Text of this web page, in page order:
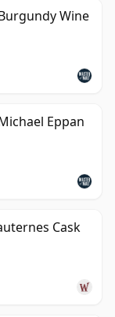
Wine
Eppan
Cask